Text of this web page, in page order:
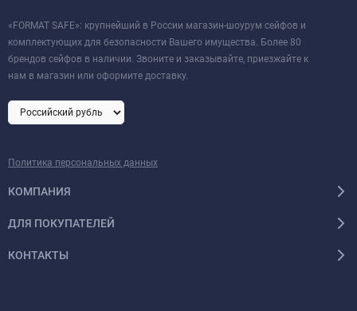
«FORMAT SAFE»: крупнейший в России магазин-шоурум сейфов и
комплектующих для безопасности Вашего имущества. Более 80
брендов сейфов в наличии. Звоните и заказывайте, приезжайте к
нам в магазин или оформите доставку.
Политика персональных данных
КОМПАНИЯ
ДЛЯ ПОКУПАТЕЛЕЙ
КОНТАКТЫ